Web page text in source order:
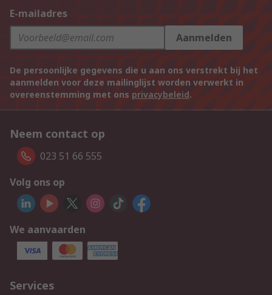
E-mailadres
Aanmelden
De persoonlijke gegevens die u aan ons verstrekt bij het
aanmelden voor deze mailinglijst worden verwerkt in
overeenstemming met ons privacybeleid.
Neem contact op
023 51 66 555
Volg ons op
We aanvaarden
Services